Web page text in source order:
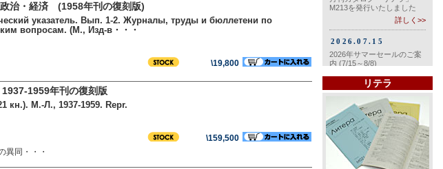
治・経済 (1958年刊の復刻版)
указатель. Вып. 1-2. Журналы, труды и бюллетени по
вопросам. (М., Изд-в・・・
\19,800
1959年刊の復刻版
кн.). М.-Л., 1937-1959. Repr.
\159,500
異同・・・
リテラ